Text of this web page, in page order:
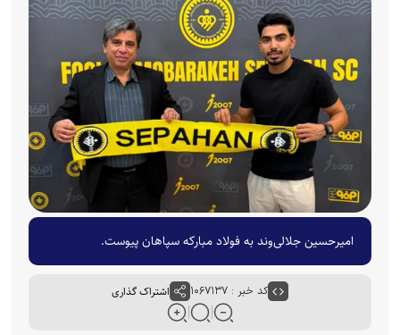
امیرحسین جلالی‌وند به فولاد مبارکه سپاهان پیوست.
کد خبر : ۱۰۶۷۱۳۷ اشتراک گذاری